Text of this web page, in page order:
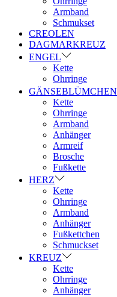
Armband
Schmukset
CREOLEN
DAGMARKREUZ
ENGEL
Kette
Ohrringe
GÄNSEBLÜMCHEN
Kette
Ohrringe
Armband
Anhänger
Armreif
Brosche
Fußkette
HERZ
Kette
Ohrringe
Armband
Anhänger
Fußkettchen
Schmuckset
KREUZ
Kette
Ohrringe
Anhänger